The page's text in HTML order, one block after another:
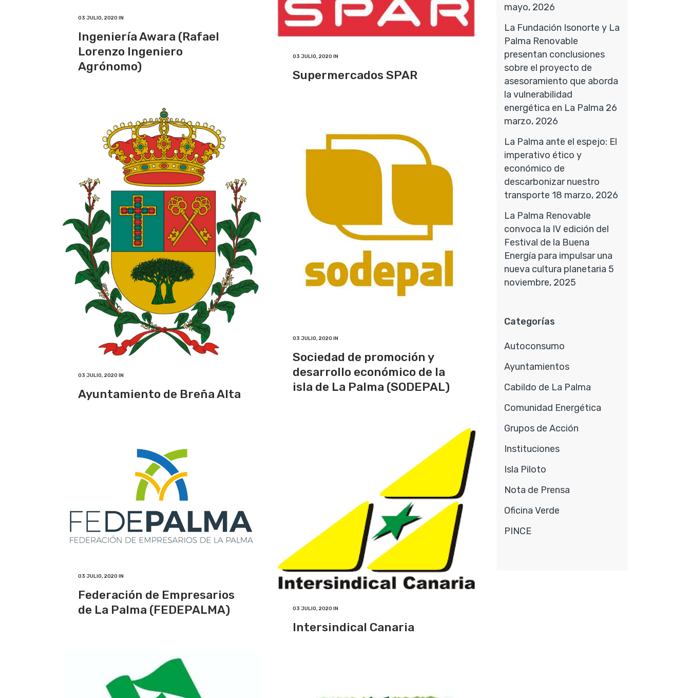
03 JULIO, 2020 IN
Ingeniería Awara (Rafael
Lorenzo Ingeniero
Agrónomo)
03 JULIO, 2020 IN
Supermercados SPAR
03 JULIO, 2020 IN
Ayuntamiento de Breña Alta
03 JULIO, 2020 IN
Sociedad de promoción y
desarrollo económico de la
isla de La Palma (SODEPAL)
03 JULIO, 2020 IN
Intersindical Canaria
03 JULIO, 2020 IN
Federación de Empresarios
de La Palma (FEDEPALMA)
mayo, 2026
La Fundación Isonorte y La
Palma Renovable
presentan conclusiones
sobre el proyecto de
asesoramiento que aborda
la vulnerabilidad
energética en La Palma 26
marzo, 2026
La Palma ante el espejo: El
imperativo ético y
económico de
descarbonizar nuestro
transporte 18 marzo, 2026
La Palma Renovable
convoca la IV edición del
Festival de la Buena
Energía para impulsar una
nueva cultura planetaria 5
noviembre, 2025
Categorías
Autoconsumo
Ayuntamientos
Cabildo de La Palma
Comunidad Energética
Grupos de Acción
Instituciones
Isla Piloto
Nota de Prensa
Oficina Verde
PINCE